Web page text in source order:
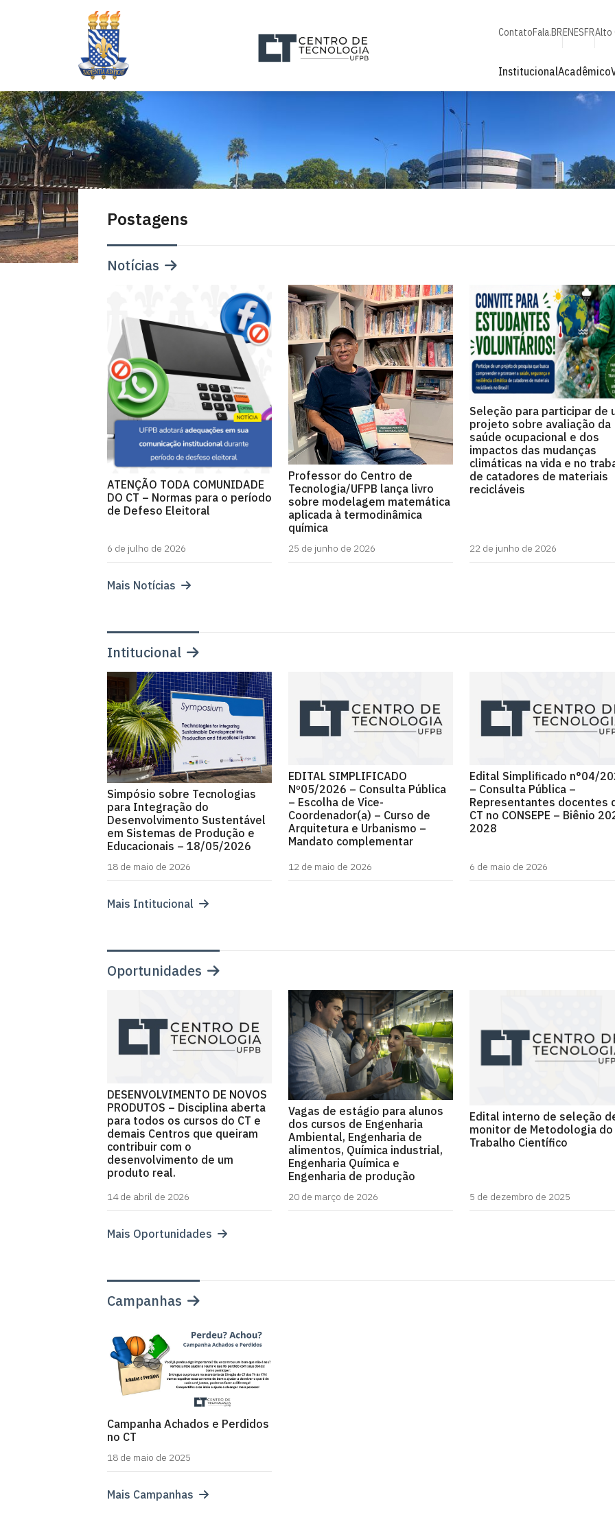
ContatoFala.BRENESFRAlto
InstitucionalAcadêmico
Postagens
Notícias
ATENÇÃO TODA COMUNIDADE
DO CT – Normas para o período
de Defeso Eleitoral
6 de julho de 2026
Professor do Centro de
Tecnologia/UFPB lança livro
sobre modelagem matemática
aplicada à termodinâmica
química
25 de junho de 2026
Seleção para participar de
projeto sobre avaliação da
saúde ocupacional e dos
impactos das mudanças
climáticas na vida e no
de catadores de materiais
recicláveis
22 de junho de 2026
Mais Notícias
Intitucional
Simpósio sobre Tecnologias
para Integração do
Desenvolvimento Sustentável
em Sistemas de Produção e
Educacionais – 18/05/2026
18 de maio de 2026
EDITAL SIMPLIFICADO
Nº05/2026 – Consulta Pública
– Escolha de Vice-
Coordenador(a) – Curso de
Arquitetura e Urbanismo –
Mandato complementar
12 de maio de 2026
Edital Simplificado n°04/
– Consulta Pública –
Representantes docentes
CT no CONSEPE – Biênio
2028
6 de maio de 2026
Mais Intitucional
Oportunidades
DESENVOLVIMENTO DE NOVOS
PRODUTOS – Disciplina aberta
para todos os cursos do CT e
demais Centros que queiram
contribuir com o
desenvolvimento de um
produto real.
14 de abril de 2026
Vagas de estágio para alunos
dos cursos de Engenharia
Ambiental, Engenharia de
alimentos, Química industrial,
Engenharia Química e
Engenharia de produção
20 de março de 2026
Edital interno de seleção
monitor de Metodologia do
Trabalho Científico
5 de dezembro de 2025
Mais Oportunidades
Campanhas
Campanha Achados e Perdidos
no CT
18 de maio de 2025
Mais Campanhas